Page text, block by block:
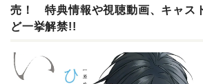
売！ 特典情報や視聴動画、キャス
ど一挙解禁!!